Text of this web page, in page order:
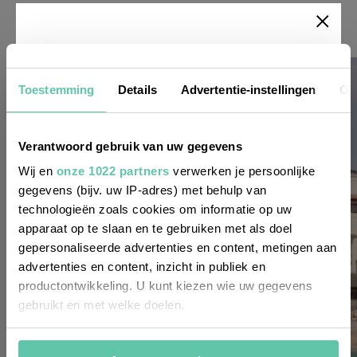
Toestemming Details Advertentie-instellingen
Verantwoord gebruik van uw gegevens
Wij en onze 1022 partners verwerken je persoonlijke
gegevens (bijv. uw IP-adres) met behulp van
technologieën zoals cookies om informatie op uw
apparaat op te slaan en te gebruiken met als doel
gepersonaliseerde advertenties en content, metingen aan
advertenties en content, inzicht in publiek en
productontwikkeling. U kunt kiezen wie uw gegevens
gebruikt en met welke doelen.
Als u het toestaat, willen we ook graag:
Newsletter
regelmäßig über Trends, neue
Entdeckungen und Insider-Tipps für
Frankreich informiert werden? Dann
melde dich für unseren
zweiwöchentlichen Newsletter an. Im
Handumdrehen erledigt!
Voornaam